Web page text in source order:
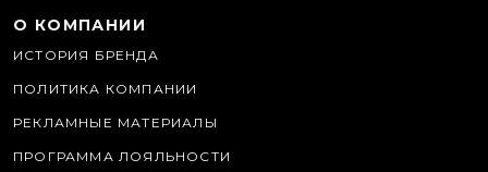
О КОМПАНИИ
ИСТОРИЯ БРЕНДА
ПОЛИТИКА КОМПАНИИ
РЕКЛАМНЫЕ МАТЕРИАЛЫ
ПРОГРАММА ЛОЯЛЬНОСТИ